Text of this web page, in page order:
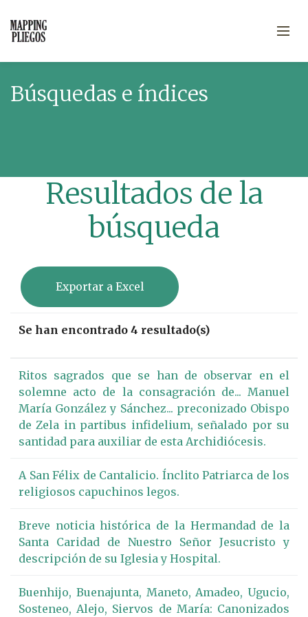
Búsquedas e índices
Resultados de la
búsqueda
Exportar a Excel
Se han encontrado 4 resultado(s)
Ritos sagrados que se han de observar en el
solemne acto de la consagración de... Manuel
María González y Sánchez... preconizado Obispo
de Zela in partibus infidelium, señalado por su
santidad para auxiliar de esta Archidiócesis.
A San Félix de Cantalicio. Ínclito Patriarca de los
religiosos capuchinos legos.
Breve noticia histórica de la Hermandad de la
Santa Caridad de Nuestro Señor Jesucristo y
descripción de su Iglesia y Hospital.
Buenhijo, Buenajunta, Maneto, Amadeo, Ugucio,
Sosteneo, Alejo, Siervos de María: Canonizados